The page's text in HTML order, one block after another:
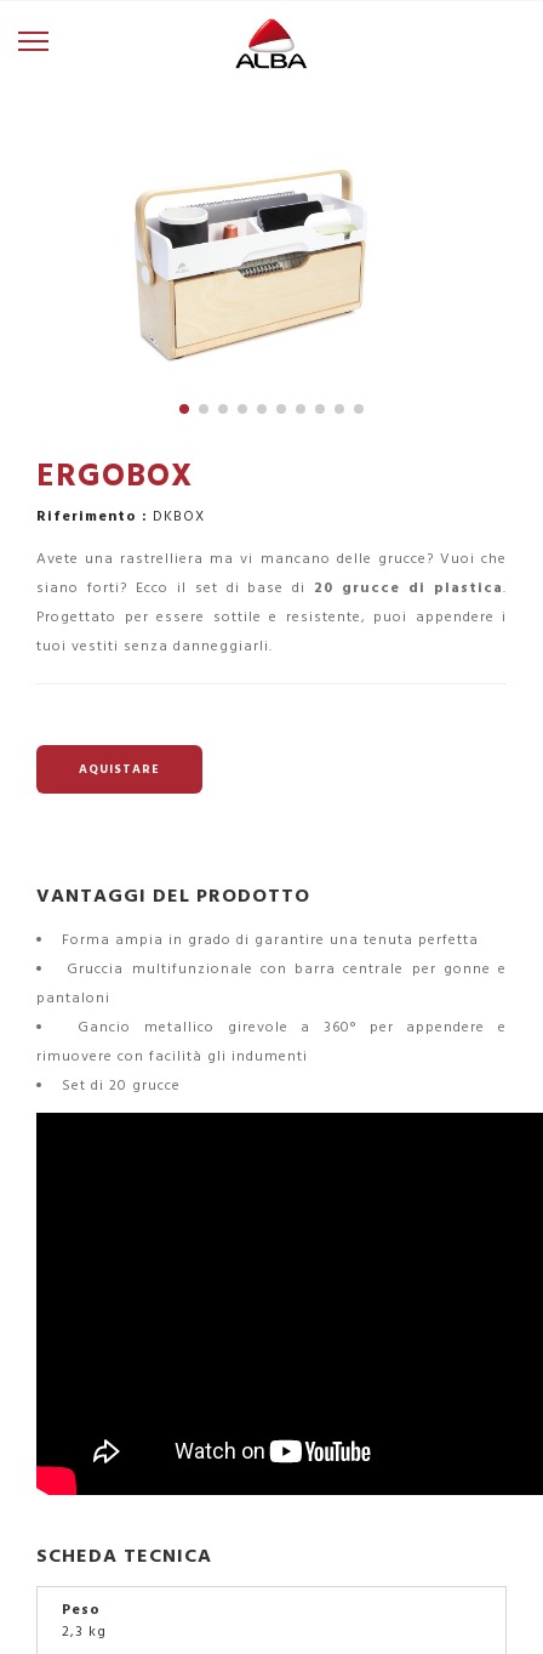
ERGOBOX
Riferimento : DKBOX
Avete una rastrelliera ma vi mancano delle grucce? Vuoi che
siano forti? Ecco il set di base di 20 grucce di plastica.
Progettato per essere sottile e resistente, puoi appendere i
tuoi vestiti senza danneggiarli.
AQUISTARE
VANTAGGI DEL PRODOTTO
Forma ampia in grado di garantire una tenuta perfetta
Gruccia multifunzionale con barra centrale per gonne e
pantaloni
Gancio metallico girevole a 360° per appendere e
rimuovere con facilità gli indumenti
Set di 20 grucce
SCHEDA TECNICA
Peso
2,3 kg